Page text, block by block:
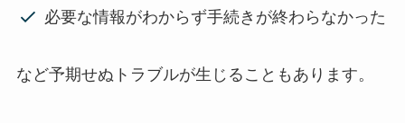
必要な情報がわからず手続きが終わらなかった
など予期せぬトラブルが生じることもあります。